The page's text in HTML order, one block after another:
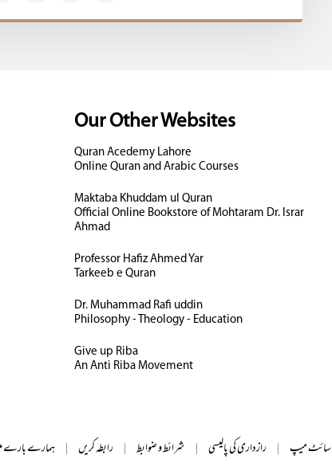
Our Other Websites
Quran Acedemy Lahore
Online Quran and Arabic Courses
Maktaba Khuddam ul Quran
Official Online Bookstore of Mohtaram Dr. Israr
Ahmad
Professor Hafiz Ahmed Yar
Tarkeeb e Quran
Dr. Muhammad Rafi uddin
Philosophy - Theology - Education
Give up Riba
An Anti Riba Movement
ہمارے بارے | رابطہ کریں | شرائط و ضوابط | رازداری کی پالیسی | سائٹ میپ